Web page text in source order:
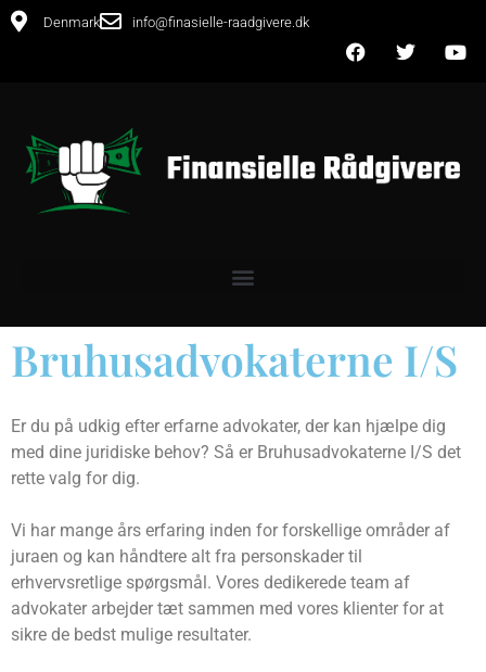
Denmark info@finasielle-raadgivere.dk
Bruhusadvokaterne I/S
Er du på udkig efter erfarne advokater, der kan hjælpe dig
med dine juridiske behov? Så er Bruhusadvokaterne I/S det
rette valg for dig.
Vi har mange års erfaring inden for forskellige områder af
juraen og kan håndtere alt fra personskader til
erhvervsretlige spørgsmål. Vores dedikerede team af
advokater arbejder tæt sammen med vores klienter for at
sikre de bedst mulige resultater.